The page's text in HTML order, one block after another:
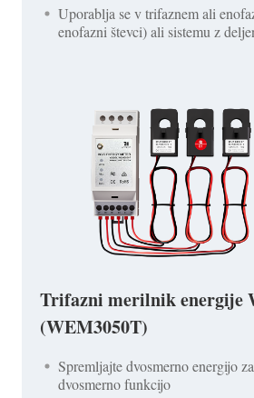
Uporablja se v trifaznem ali
enofazni števci) ali sistemu z
Trifazni merilnik energije
(WEM3050T)
Spremljajte dvosmerno energijo
dvosmerno funkcijo